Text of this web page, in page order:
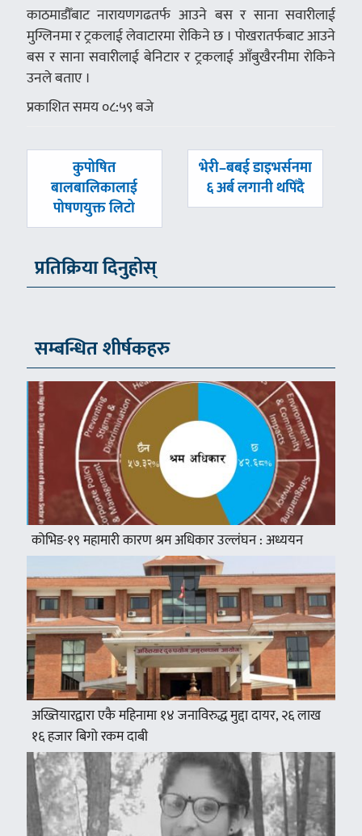
काठमाडौँबाट नारायणगढतर्फ आउने बस र साना सवारीलाई
मुग्लिनमा र ट्रकलाई लेवाटारमा रोकिने छ । पोखरातर्फबाट आउने
बस र साना सवारीलाई बेनिटार र ट्रकलाई आँबुखैरनीमा रोकिने
उनले बताए ।
प्रकाशित समय ०८:५९ बजे
पछिल्लाे
-
कुपोषित
बालबालिकालाई
पोषणयुक्त लिटो
अघिल्लाे
भेरी–बबई डाइभर्सनमा
६ अर्ब लगानी थपिँदै
प्रतिक्रिया दिनुहोस्
सम्बन्धित शीर्षकहरु
कोभिड-१९ महामारी कारण श्रम अधिकार उल्लंघन : अध्ययन
अख्तियारद्वारा एकै महिनामा १४ जनाविरुद्ध मुद्दा दायर, २६ लाख
१६ हजार बिगो रकम दाबी